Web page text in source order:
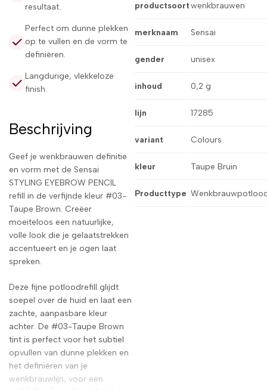
resultaat.
Perfect om dunne plekken
op te vullen en de vorm te
definiëren.
Langdurige, vlekkeloze
finish.
Beschrijving
Geef je wenkbrauwen definitie
en vorm met de Sensai
STYLING EYEBROW PENCIL
refill in de verfijnde kleur #03-
Taupe Brown. Creëer
moeiteloos een natuurlijke,
volle look die je gelaatstrekken
accentueert en je ogen laat
spreken.
Deze fijne potloodrefill glijdt
soepel over de huid en laat een
zachte, aanpasbare kleur
achter. De #03-Taupe Brown
tint is perfect voor het subtiel
opvullen van dunne plekken en
het definiëren van je
wenkbrauwlijn, voor een
productsoortwenkbrauwen
merknaam Sensai
gender unisex
inhoud 0,2 g
lijn 17285
variant Colours
kleur Taupe Bruin
Producttype